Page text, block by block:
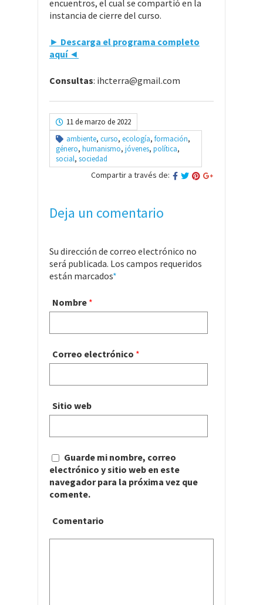
encuentros, el cual se compartió en la
instancia de cierre del curso.
► Descarga el programa completo
aquí◄
Consultas: ihcterra@gmail.com
11 de marzo de 2022
ambiente, curso, ecología, formación,
género, humanismo, jóvenes, política,
social, sociedad
Compartir a través de:
Deja un comentario
Su dirección de correo electrónico no
será publicada. Los campos requeridos
están marcados*
Nombre *
Correo electrónico *
Sitio web
Guarde mi nombre, correo
electrónico y sitio web en este
navegador para la próxima vez que
comente.
Comentario